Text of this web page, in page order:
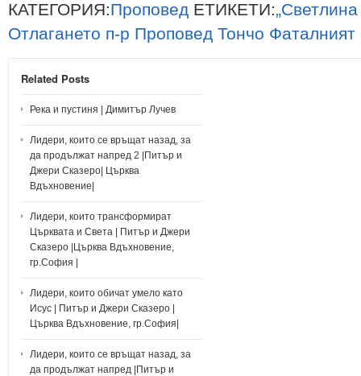
КАТЕГОРИЯ:Проповед ЕТИКЕТИ:„Светлина
Отлагането п-р Проповед Тончо Фаталният
Related Posts
Река и пустиня | Димитър Лучев
Лидери, които се връщат назад, за
да продължат напред 2 |Питър и
Джери Сказеро| Църква
Вдъхновение|
Лидери, които трансформират
Църквата и Света | Питър и Джери
Сказеро |Църква Вдъхновение,
гр.София |
Лидери, които обичат умело като
Исус | Питър и Джери Сказеро |
Църква Вдъхновение, гр.София|
Лидери, които се връщат назад, за
да продължат напред |Питър и